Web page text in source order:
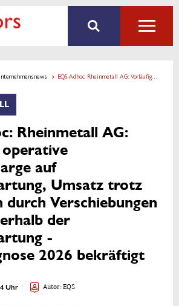
EQS-Adhoc: Rheinmetall AG: Vorläufige operative Ergebnismarge auf Markterwartung, Umsatz trotz Wachstum durch Verschiebungen ins Q2 unterhalb der Markterwartung - Jahresprognose 2026 bekräftigt
Rheinmetall AG:
auf
Umsatz trotz
durch Verschiebungen
der
-
2026 bekräftigt
Uhr Autor: EQS